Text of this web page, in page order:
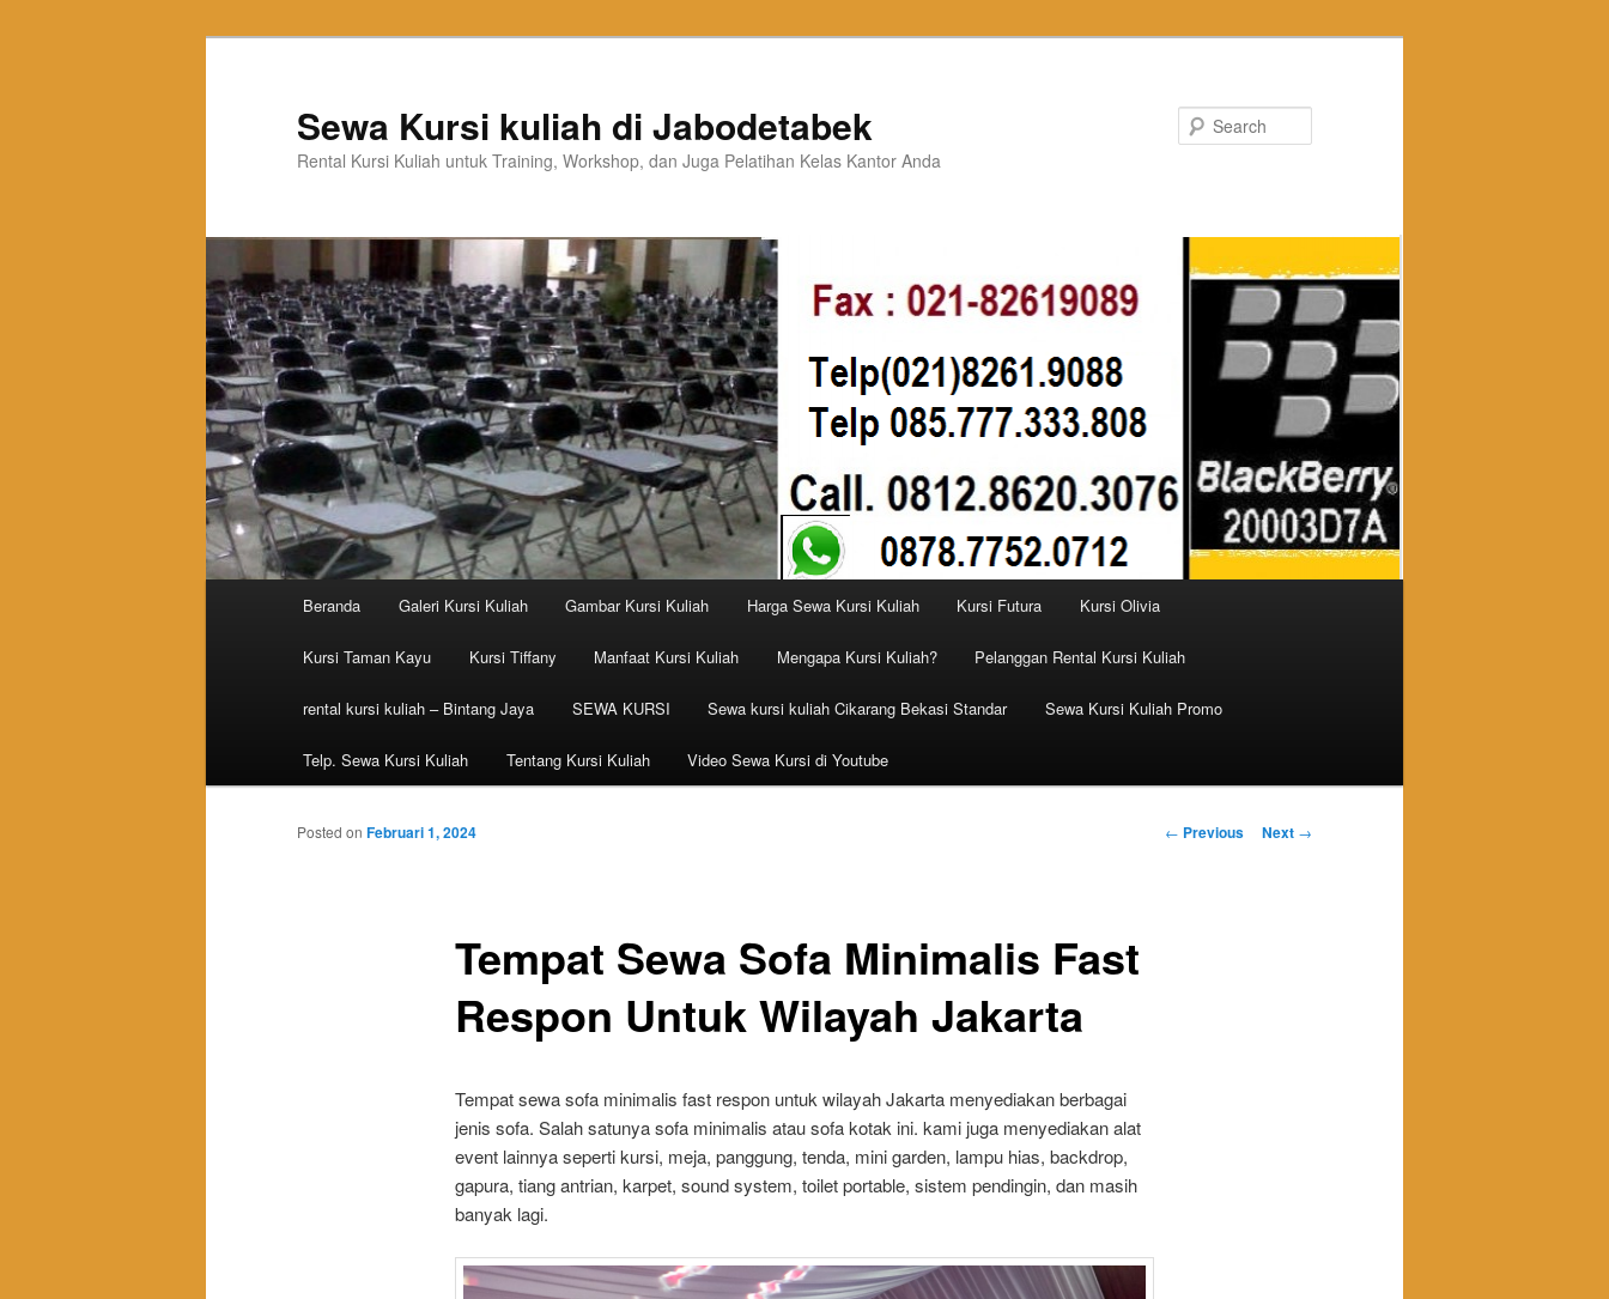
Sewa Kursi kuliah di Jabodetabek
Rental Kursi Kuliah untuk Training, Workshop, dan Juga Pelatihan Kelas Kantor Anda
Skip to primary content
Skip to secondary content
Beranda Galeri Kursi Kuliah Gambar Kursi Kuliah Harga Sewa Kursi Kuliah Kursi Futura Kursi Olivia
Kursi Taman Kayu Kursi Tiffany Manfaat Kursi Kuliah Mengapa Kursi Kuliah? Pelanggan Rental Kursi Kuliah
rental kursi kuliah – Bintang Jaya SEWA KURSI Sewa kursi kuliah Cikarang Bekasi Standar Sewa Kursi Kuliah Promo
Telp. Sewa Kursi Kuliah Tentang Kursi Kuliah Video Sewa Kursi di Youtube
Post navigation
← Previous Next →
Tempat Sewa Sofa Minimalis Fast
Respon Untuk Wilayah Jakarta
Posted on Februari 1, 2024
Tempat sewa sofa minimalis fast respon untuk wilayah Jakarta menyediakan berbagai
jenis sofa. Salah satunya sofa minimalis atau sofa kotak ini. kami juga menyediakan alat
event lainnya seperti kursi, meja, panggung, tenda, mini garden, lampu hias, backdrop,
gapura, tiang antrian, karpet, sound system, toilet portable, sistem pendingin, dan masih
banyak lagi.